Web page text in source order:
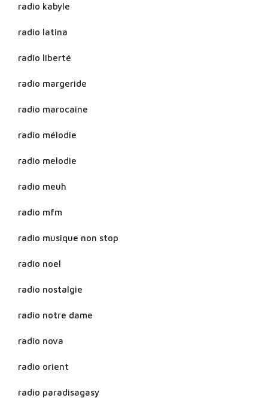
radio kabyle
radio latina
radio liberté
radio margeride
radio marocaine
radio mélodie
radio melodie
radio meuh
radio mfm
radio musique non stop
radio noel
radio nostalgie
radio notre dame
radio nova
radio orient
radio paradisagasy